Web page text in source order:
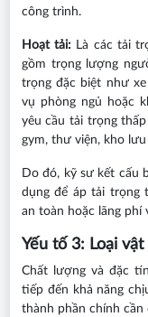
công trình.
Hoạt tải: Là các tải
gồm trọng lượng
trọng đặc biệt như
vụ phòng ngủ hoặc
yêu cầu tải trọng
gym, thư viện, kho
Do đó, kỹ sư kết cấu
dụng để áp tải trọng
an toàn hoặc lãng phí
Yếu tố 3: Loại
Chất lượng và đặc
tiếp đến khả năng
thành phần chính